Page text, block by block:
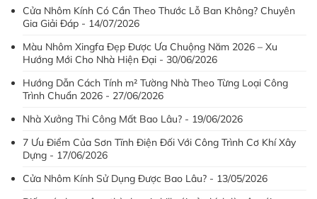
Cửa Nhôm Kính Có Cần Theo Thước Lỗ Ban Không? Chuyên
Gia Giải Đáp - 14/07/2026
Màu Nhôm Xingfa Đẹp Được Ưa Chuộng Năm 2026 – Xu
Hướng Mới Cho Nhà Hiện Đại - 30/06/2026
Hướng Dẫn Cách Tính m² Tường Nhà Theo Từng Loại Công
Trình Chuẩn 2026 - 27/06/2026
Nhà Xưởng Thi Công Mất Bao Lâu? - 19/06/2026
7 Ưu Điểm Của Sơn Tĩnh Điện Đối Với Công Trình Cơ Khí Xây
Dựng - 17/06/2026
Cửa Nhôm Kính Sử Dụng Được Bao Lâu? - 13/05/2026